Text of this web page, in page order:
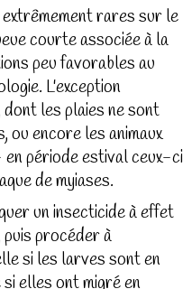
rares sur le
courte associée à la
peu favorables au
L'exception
dont les plaies ne sont
ou encore les animaux
période estival ceux-ci
de myiases.
un insecticide à effet
puis procéder à
si les larves sont en
elles ont migré en